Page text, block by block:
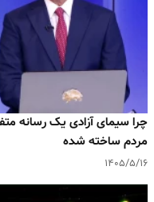
چرا سیمای آزادی یک رسانه
مردم ساخته شده
۱۴۰۵/۵/۱۶